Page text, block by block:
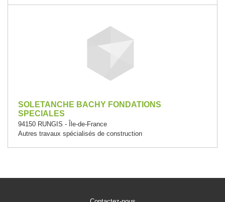
SOLETANCHE BACHY FONDATIONS
SPECIALES
94150 RUNGIS - Île-de-France
Autres travaux spécialisés de construction